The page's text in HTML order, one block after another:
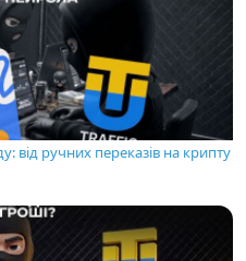
від ручних переказів на крипту